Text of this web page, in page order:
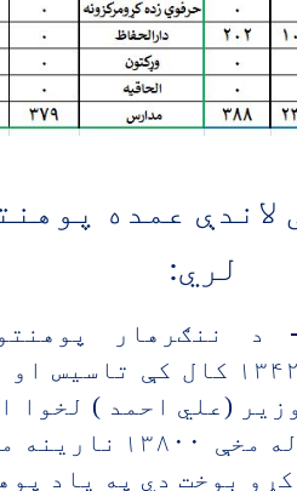
لاندې عمده
لري:
د ننګرهار
پوهنتونونو څخه دی چې په ۱۳۴۲